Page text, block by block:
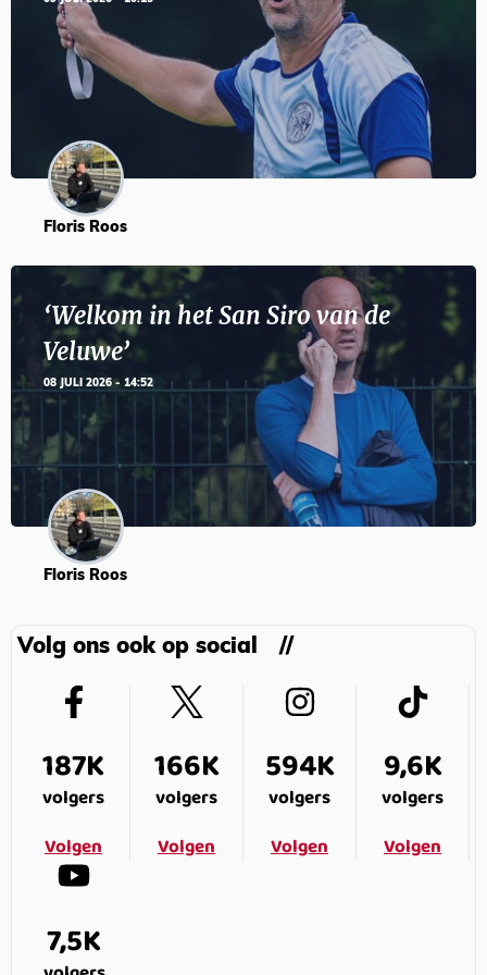
Floris Roos
‘Welkom in het San Siro van de
Veluwe’
08 JULI 2026 - 14:52
Floris Roos
Volg ons ook op social
187K
volgers
Volgen
166K
volgers
Volgen
594K
volgers
Volgen
9,6K
volgers
Volgen
7,5K